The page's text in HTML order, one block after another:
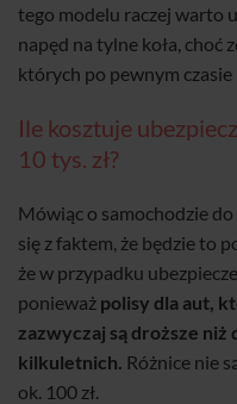
tego modelu raczej warto
napęd na tylne koła, choć
których po pewnym
Ile kosztuje
10 tys. zł?
Mówiąc o samochodzie do
się z faktem, że będzie to
że w przypadku
ponieważ polisy dla aut,
zazwyczaj są droższe
kilkuletnich. Różnice nie
ok. 100 zł.